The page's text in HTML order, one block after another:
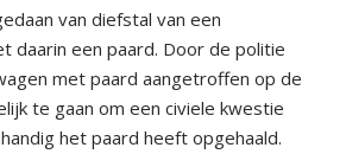
van diefstal van een
daarin een paard. Door de politie
met paard aangetroffen op de
te gaan om een civiele kwestie
het paard heeft opgehaald.